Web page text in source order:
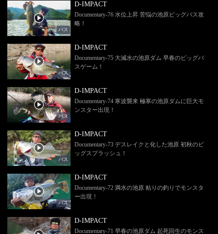
バス
D-IMPACT
Documentary-76 水位上昇 苦悩の池原ビッグバス攻
略！
バス
D-IMPACT
Documentary-75 大減水の池原ダム 早春のビッグバ
スゲーム！
バス
D-IMPACT
Documentary-74 寒波襲来 極寒の池原ダムに巨大モ
ンスター出現！
バス
D-IMPACT
Documentary-73 デスレイクと化した池原 初秋のビ
ッグスプラッシュ！
バス
D-IMPACT
Documentary-72 満水の池原 粘りの釣りでモンスタ
ー出現！
D-IMPACT
Documentary-71 早春の池原ダム 起死回生のモンス